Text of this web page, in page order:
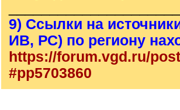
9) Ссылки на
ИВ, РС) по региону
https://forum.vgd.ru/
#pp5703860